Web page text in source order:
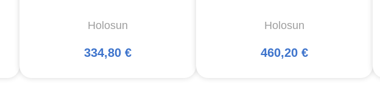
Holosun
334,80 €
Holosun
460,20 €